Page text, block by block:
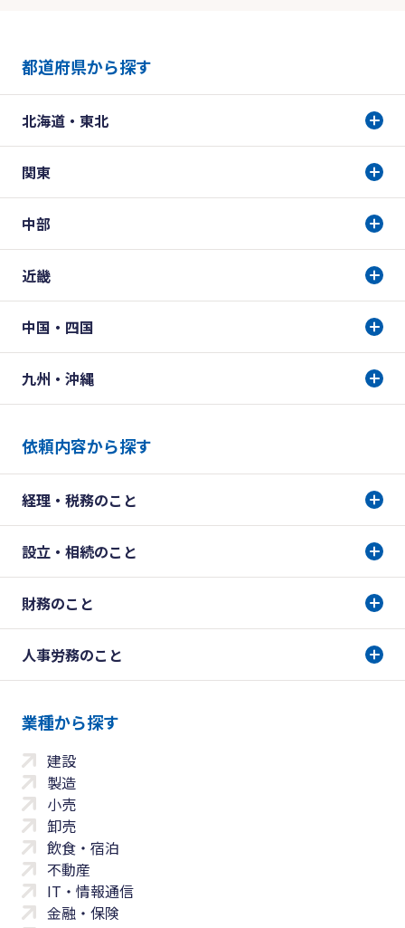
都道府県から探す
北海道・東北
関東
中部
近畿
中国・四国
九州・沖縄
依頼内容から探す
経理・税務のこと
設立・相続のこと
財務のこと
人事労務のこと
業種から探す
建設
製造
小売
卸売
飲食・宿泊
不動産
IT・情報通信
金融・保険